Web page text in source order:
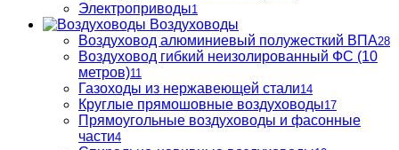
Электроприводы1
Воздуховоды
Воздуховод алюминиевый полужесткий ВПА28
Воздуховод гибкий неизолированный ФС (10
метров)11
Газоходы из нержавеющей стали14
Круглые прямошовные воздуховоды17
Прямоугольные воздуховоды и фасонные
части4